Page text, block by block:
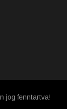
jog fenntartva!